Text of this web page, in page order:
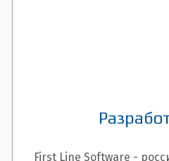
First Line Software -